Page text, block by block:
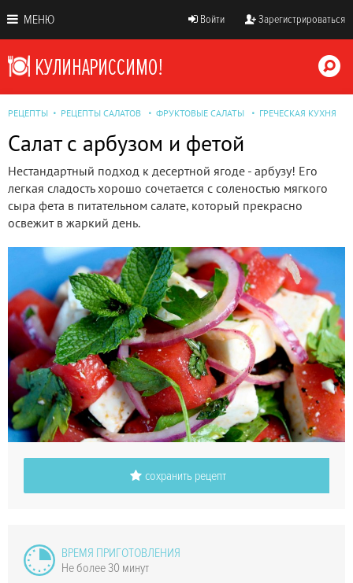
МЕНЮ Войти Зарегистрироваться
РЕЦЕПТЫ РЕЦЕПТЫ САЛАТОВ ФРУКТОВЫЕ САЛАТЫ ГРЕЧЕСКАЯ КУХНЯ
Салат с арбузом и фетой
Нестандартный подход к десертной ягоде - арбузу! Его
легкая сладость хорошо сочетается с соленостью мягкого
сыра фета в питательном салате, который прекрасно
освежит в жаркий день.
сохранить рецепт
ВРЕМЯ ПРИГОТОВЛЕНИЯ
Не более 30 минут